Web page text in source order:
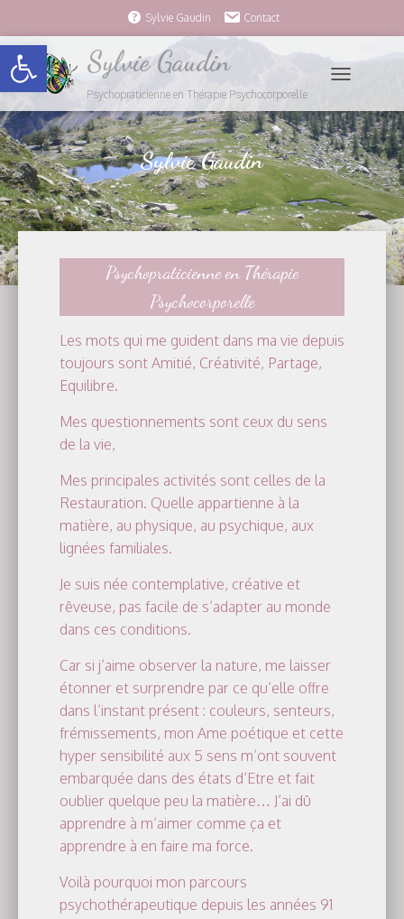
Ouvrir la barre d’outils
Sylvie Gaudin Contact
Sylvie Gaudin
Psychopraticienne en Thérapie Psychocorporelle
U
V
R
I
R
/
F
L
Sylvie Gaudin
Psychopraticienne en Thérapie
Psychocorporelle
Les mots qui me guident dans ma vie depuis
toujours sont Amitié, Créativité, Partage,
Equilibre.
Mes questionnements sont ceux du sens
de la vie,
Mes principales activités sont celles de la
Restauration. Quelle appartienne à la
matière, au physique, au psychique, aux
lignées familiales.
Je suis née contemplative, créative et
rêveuse, pas facile de s’adapter au monde
dans ces conditions.
Car si j’aime observer la nature, me laisser
étonner et surprendre par ce qu’elle offre
dans l’instant présent : couleurs, senteurs,
frémissements, mon Ame poétique et cette
hyper sensibilité aux 5 sens m’ont souvent
embarquée dans des états d’Etre et fait
oublier quelque peu la matière… J’ai dû
apprendre à m’aimer comme ça et
apprendre à en faire ma force.
Voilà pourquoi mon parcours
psychothérapeutique depuis les années 91